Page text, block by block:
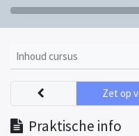
Inhoud cursus
Praktische info
Zet op